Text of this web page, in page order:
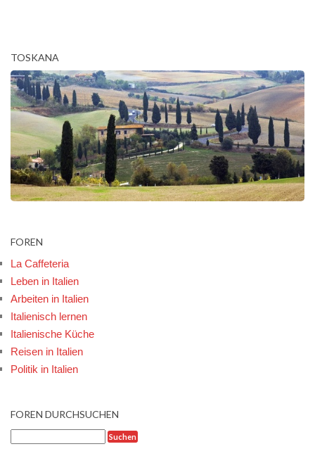
TOSKANA
FOREN
La Caffeteria
Leben in Italien
Arbeiten in Italien
Italienisch lernen
Italienische Küche
Reisen in Italien
Politik in Italien
FOREN DURCHSUCHEN